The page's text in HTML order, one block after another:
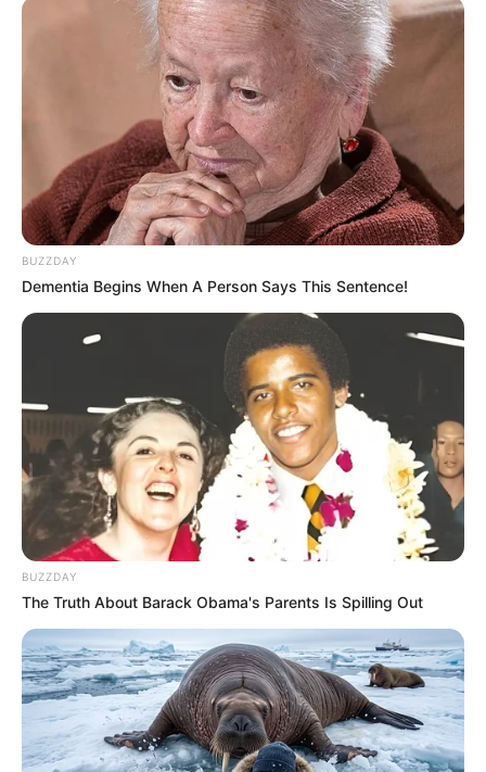
BUZZDAY
Dementia Begins When A Person Says This Sentence!
BUZZDAY
The Truth About Barack Obama's Parents Is Spilling Out